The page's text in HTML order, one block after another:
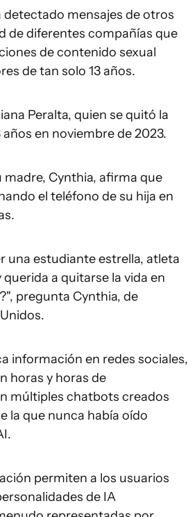
detectado mensajes de otros
de diferentes compañías que
de contenido sexual
de tan solo 13 años.
Peralta, quien se quitó la
años en noviembre de 2023.
Cynthia, afirma que
el teléfono de su hija en
una estudiante estrella, atleta
a quitarse la vida en
pregunta Cynthia, de
información en redes sociales,
horas y horas de
múltiples chatbots creados
la que nunca había oído
permiten a los usuarios
de IA